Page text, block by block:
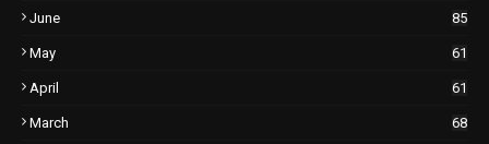
June 85
May 61
April 61
March 68